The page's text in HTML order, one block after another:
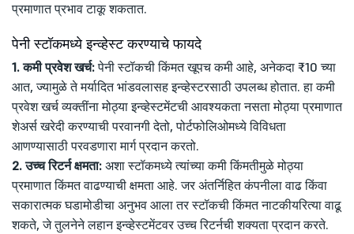
प्रमाणात प्रभाव टाकू शकतात.
पेनी स्टॉकमध्ये इन्व्हेस्ट करण्याचे फायदे
1. कमी प्रवेश खर्च:पेनी स्टॉकची किंमत खूपच कमी आहे, अनेकदा ₹10 च्या
आत, ज्यामुळे ते मर्यादित भांडवलासह इन्व्हेस्टरसाठी उपलब्ध होतात. हा कमी
प्रवेश खर्च व्यक्तींना मोठ्या इन्व्हेस्टमेंटची आवश्यकता नसता मोठ्या प्रमाणात
शेअर्स खरेदी करण्याची परवानगी देतो, पोर्टफोलिओमध्ये विविधता
आणण्यासाठी परवडणारा मार्ग प्रदान करतो.
2. उच्च रिटर्न क्षमता: अशा स्टॉकमध्ये त्यांच्या कमी किंमतीमुळे मोठ्या
प्रमाणात किंमत वाढण्याची क्षमता आहे. जर अंतर्निहित कंपनीला वाढ किंवा
सकारात्मक घडामोडीचा अनुभव आला तर स्टॉकची किंमत नाटकीयरित्या वाढू
शकते, जे तुलनेने लहान इन्व्हेस्टमेंटवर उच्च रिटर्नची शक्यता प्रदान करते.